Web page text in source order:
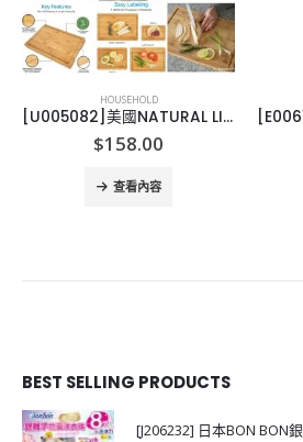
HOUSEHOLD
[U005082]美國NATURAL LIFE 竹砧板套裝-10PCS
$158.00
查看內容
BEST SELLING PRODUCTS